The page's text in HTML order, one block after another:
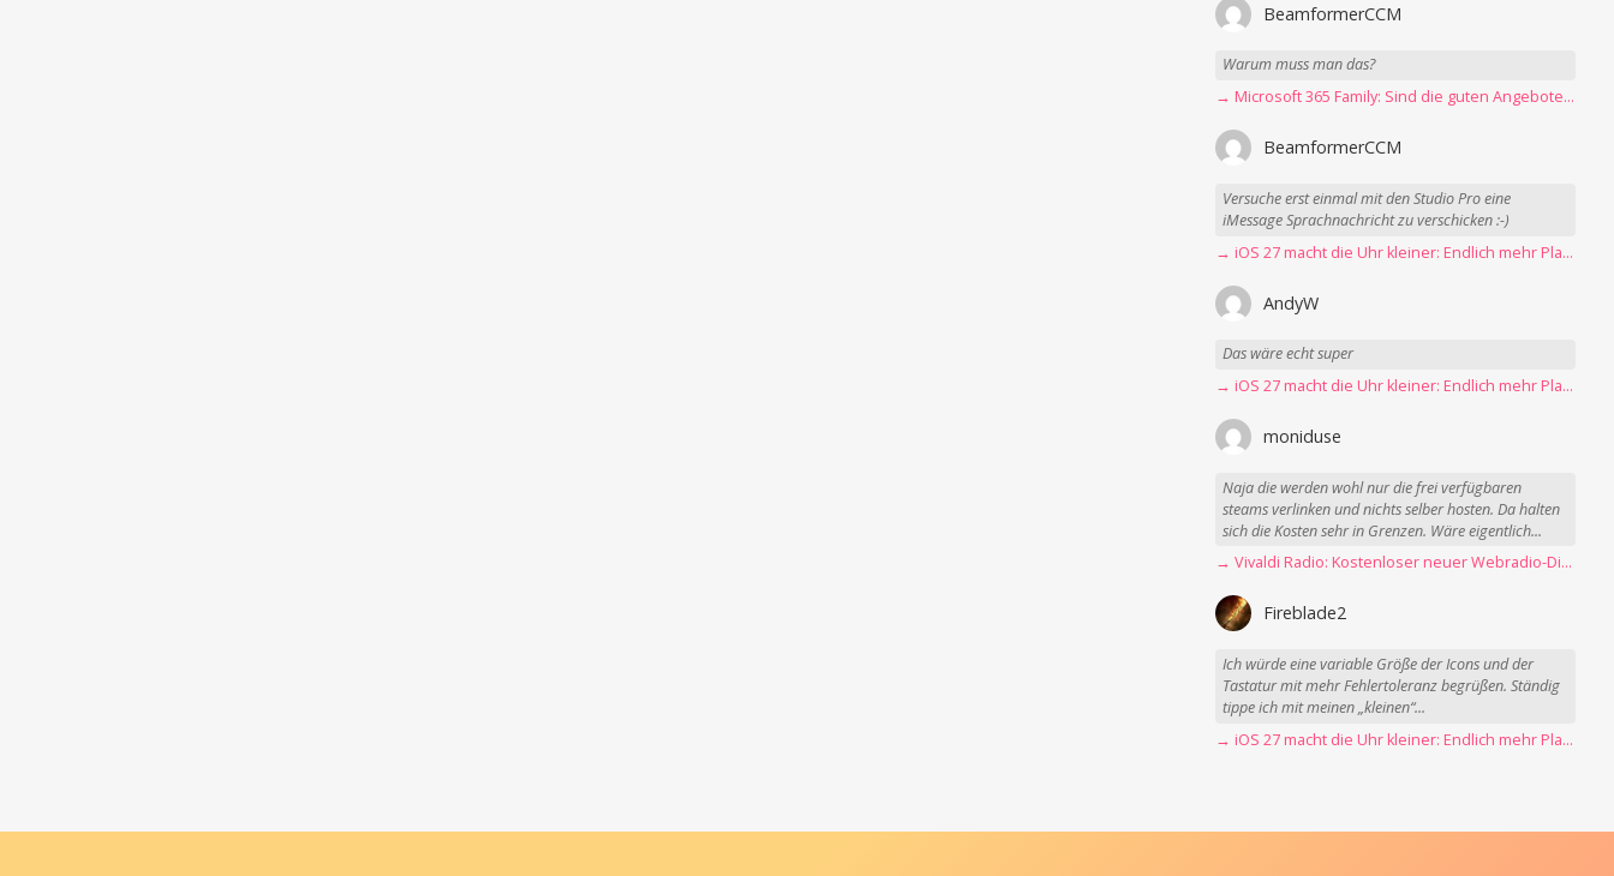
BeamformerCCM
Warum muss man das?
→ Microsoft 365 Family: Sind die guten Angebote vorbei?
BeamformerCCM
Versuche erst einmal mit den Studio Pro eine
iMessage Sprachnachricht zu verschicken :-)
→ iOS 27 macht die Uhr kleiner: Endlich mehr Platz fürs Hintergrundbild
AndyW
Das wäre echt super
→ iOS 27 macht die Uhr kleiner: Endlich mehr Platz fürs Hintergrundbild
moniduse
Naja die werden wohl nur die frei verfügbaren
steams verlinken und nichts selber hosten. Da halten
sich die Kosten sehr in Grenzen. Wäre eigentlich...
→ Vivaldi Radio: Kostenloser neuer Webradio-Dienst mit Fokus auf Datenschutz
Fireblade2
Ich würde eine variable Größe der Icons und der
Tastatur mit mehr Fehlertoleranz begrüßen. Ständig
tippe ich mit meinen „kleinen“...
→ iOS 27 macht die Uhr kleiner: Endlich mehr Platz fürs Hintergrundbild